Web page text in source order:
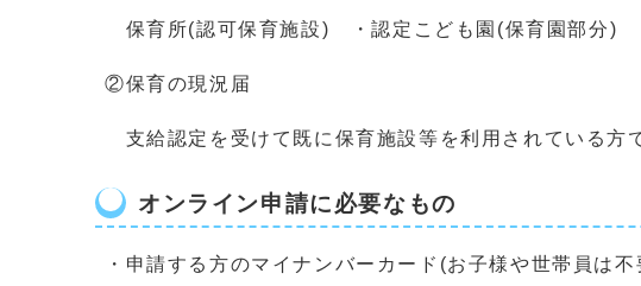
保育所(認可保育施設) ・認定こども園(保育園部分)
②保育の現況届
支給認定を受けて既に保育施設等を利用されている方
オンライン申請に必要なもの
・申請する方のマイナンバーカード(お子様や世帯員は不